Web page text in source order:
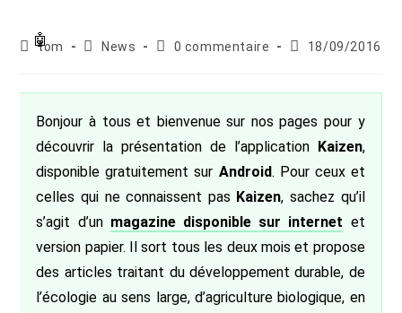
Auteur/autrice
publication :
tom
PostNews
Commentaires
publication :
0 commentaire
Publication
18/09/2016
Bonjour à tous et bienvenue sur nos pages pour y
découvrir la présentation de l’application Kaizen,
disponible gratuitement sur Android. Pour ceux et
celles qui ne connaissent pas Kaizen, sachez qu’il
s’agit d’un magazine disponible sur internet et
version papier. Il sort tous les deux mois et propose
des articles traitant du développement durable, de
l’écologie au sens large, d’agriculture biologique, en